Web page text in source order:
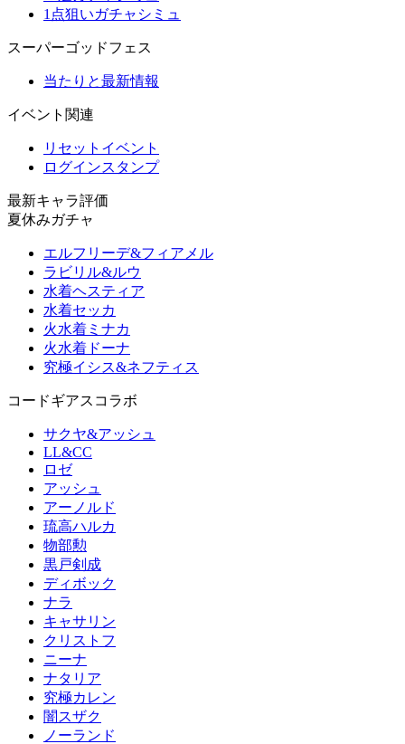
1点狙いガチャシミュ
スーパーゴッドフェス
当たりと最新情報
イベント関連
リセットイベント
ログインスタンプ
最新キャラ評価
夏休みガチャ
エルフリーデ&フィアメル
ラビリル&ルウ
水着ヘスティア
水着セッカ
火水着ミナカ
火水着ドーナ
究極イシス&ネフティス
コードギアスコラボ
サクヤ&アッシュ
LL&CC
ロゼ
アッシュ
アーノルド
琉高ハルカ
物部勲
黒戸剣成
ディボック
ナラ
キャサリン
クリストフ
ニーナ
ナタリア
究極カレン
闇スザク
ノーランド